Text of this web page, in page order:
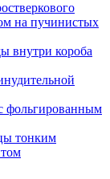
на пучинистых
внутри короба
фольгированным
тонким